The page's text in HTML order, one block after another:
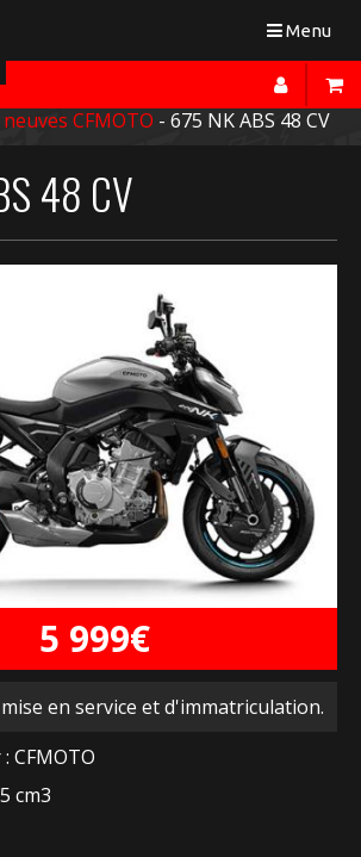
Toggle
Menu
CFMOTO - 675 NK ABS 48 CV
48 CV
5 999€
en service et d'immatriculation.
CFMOTO
cm3